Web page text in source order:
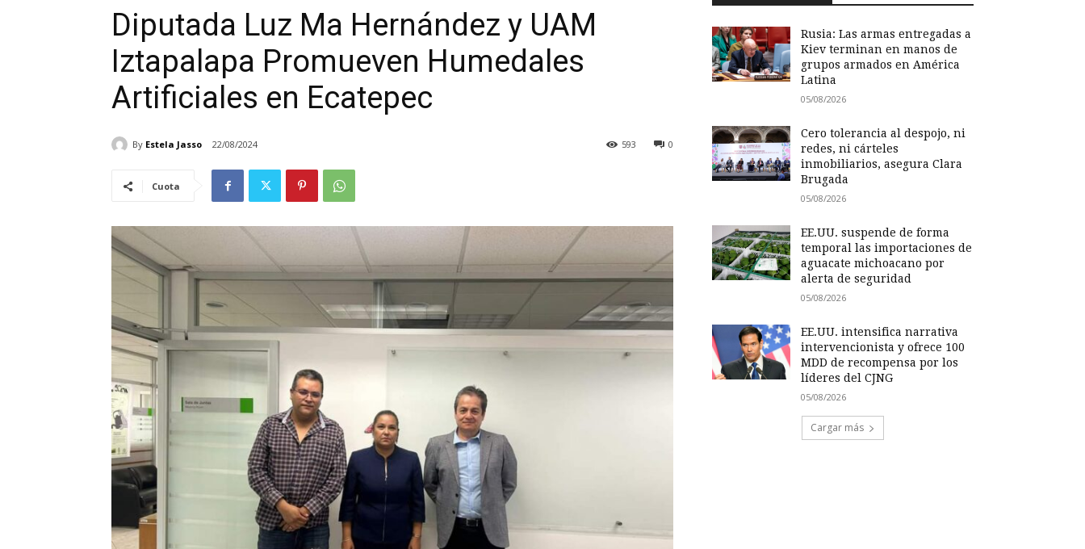
Diputada Luz Ma Hernández y UAM
Iztapalapa Promueven Humedales
Artificiales en Ecatepec
By Estela Jasso 22/08/2024 0
593
Cuota
Rusia: Las armas entregadas a
Kiev terminan en manos de
grupos armados en América
Latina
05/08/2026
Cero tolerancia al despojo, ni
redes, ni cárteles
inmobiliarios, asegura Clara
Brugada
05/08/2026
EE.UU. suspende de forma
temporal las importaciones de
aguacate michoacano por
alerta de seguridad
05/08/2026
EE.UU. intensifica narrativa
intervencionista y ofrece 100
MDD de recompensa por los
líderes del CJNG
05/08/2026
Cargar más